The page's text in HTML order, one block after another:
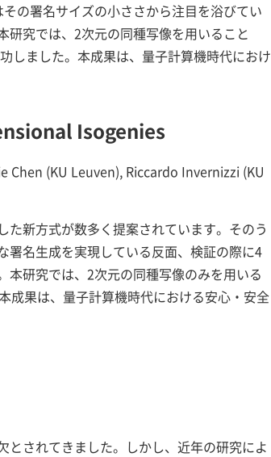
の署名サイズの小ささから注目を浴びてい
研究では、2次元の同種写像を用いること
しました。本成果は、量子計算機時代におけ
Isogenies
Chen (KU Leuven), Riccardo Invernizzi (KU
新方式が数多く提案されています。そのう
署名生成を実現している反面、検証の際に4
研究では、2次元の同種写像のみを用いる
成果は、量子計算機時代における安心・安全
されてきました。しかし、近年の研究によ